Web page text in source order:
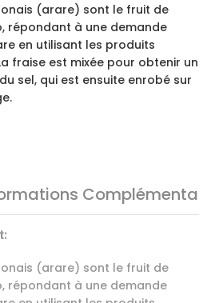
(arare) sont le fruit de
répondant à une demande
en utilisant les produits
fraise est mixée pour obtenir un
sel, qui est ensuite enrobé sur
(arare) sont le fruit de
répondant à une demande